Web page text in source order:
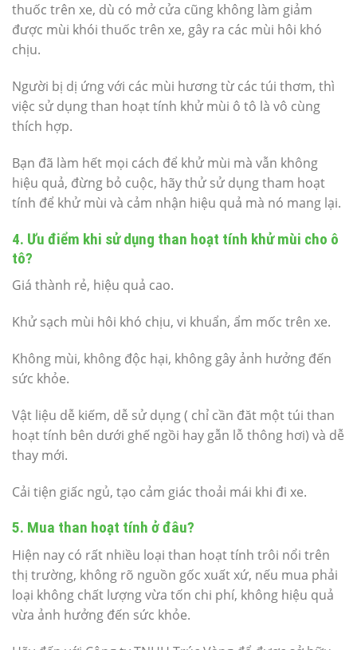
thuốc trên xe, dù có mở cửa cũng không làm giảm
được mùi khói thuốc trên xe, gây ra các mùi hôi khó
chịu.
Người bị dị ứng với các mùi hương từ các túi thơm, thì
việc sử dụng than hoạt tính khử mùi ô tô là vô cùng
thích hợp.
Bạn đã làm hết mọi cách để khử mùi mà vẫn không
hiệu quả, đừng bỏ cuộc, hãy thử sử dụng tham hoạt
tính để khử mùi và cảm nhận hiệu quả mà nó mang lại.
4. Ưu điểm khi sử dụng than hoạt tính khử mùi cho ô
tô?
Giá thành rẻ, hiệu quả cao.
Khử sạch mùi hôi khó chịu, vi khuẩn, ẩm mốc trên xe.
Không mùi, không độc hại, không gây ảnh hưởng đến
sức khỏe.
Vật liệu dễ kiếm, dễ sử dụng ( chỉ cần đăt một túi than
hoạt tính bên dưới ghế ngồi hay gẫn lỗ thông hơi) và dễ
thay mới.
Cải tiện giấc ngủ, tạo cảm giác thoải mái khi đi xe.
5. Mua than hoạt tính ở đâu?
Hiện nay có rất nhiều loại than hoạt tính trôi nổi trên
thị trường, không rõ nguồn gốc xuất xứ, nếu mua phải
loại không chất lượng vừa tốn chi phí, không hiệu quả
vừa ảnh hưởng đến sức khỏe.